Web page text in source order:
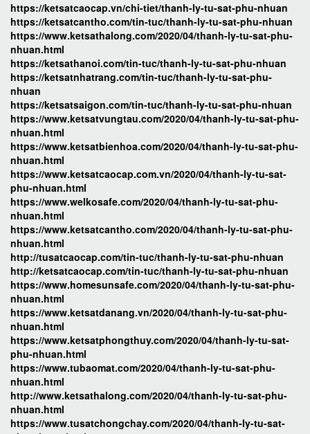
https://ketsatcaocap.vn/chi-tiet/thanh-ly-tu-sat-phu-nhuan
https://ketsatcantho.com/tin-tuc/thanh-ly-tu-sat-phu-nhuan
https://www.ketsathalong.com/2020/04/thanh-ly-tu-sat-phu-
nhuan.html
https://ketsathanoi.com/tin-tuc/thanh-ly-tu-sat-phu-nhuan
https://ketsatnhatrang.com/tin-tuc/thanh-ly-tu-sat-phu-
nhuan
https://ketsatsaigon.com/tin-tuc/thanh-ly-tu-sat-phu-nhuan
https://www.ketsatvungtau.com/2020/04/thanh-ly-tu-sat-phu-
nhuan.html
https://www.ketsatbienhoa.com/2020/04/thanh-ly-tu-sat-phu-
nhuan.html
https://www.ketsatcaocap.com.vn/2020/04/thanh-ly-tu-sat-
phu-nhuan.html
https://www.welkosafe.com/2020/04/thanh-ly-tu-sat-phu-
nhuan.html
https://www.ketsatcantho.com/2020/04/thanh-ly-tu-sat-phu-
nhuan.html
http://tusatcaocap.com/tin-tuc/thanh-ly-tu-sat-phu-nhuan
http://ketsatcaocap.com/tin-tuc/thanh-ly-tu-sat-phu-nhuan
https://www.homesunsafe.com/2020/04/thanh-ly-tu-sat-phu-
nhuan.html
https://www.ketsatdanang.vn/2020/04/thanh-ly-tu-sat-phu-
nhuan.html
https://www.ketsatphongthuy.com/2020/04/thanh-ly-tu-sat-
phu-nhuan.html
https://www.tubaomat.com/2020/04/thanh-ly-tu-sat-phu-
nhuan.html
http://www.ketsathalong.com/2020/04/thanh-ly-tu-sat-phu-
nhuan.html
https://www.tusatchongchay.com/2020/04/thanh-ly-tu-sat-